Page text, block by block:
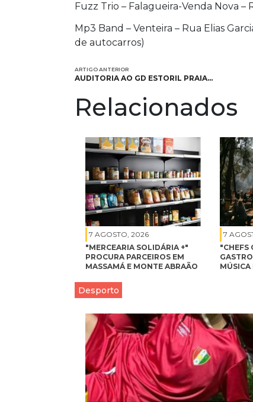
Fuzz Trio – Falagueira-Venda Nova –
Mp3 Band – Venteira – Rua Elias
de autocarros)
ARTIGO ANTERIOR
AUDITORIA AO GD ESTORIL PRAIA…
Relacionados
7 AGOSTO, 2026
"MERCEARIA SOLIDÁRIA +"
PROCURA PARCEIROS EM
MASSAMÁ E MONTE ABRAÃO
7
"CHEFS
MÚSICA
Desporto